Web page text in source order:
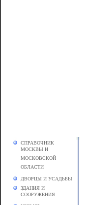
СПРАВОЧНИК
МОСКВЫ И
МОСКОВСКОЙ
ОБЛАСТИ
ДВОРЦЫ И УСАДЬБЫ
ЗДАНИЯ И
СООРУЖЕНИЯ